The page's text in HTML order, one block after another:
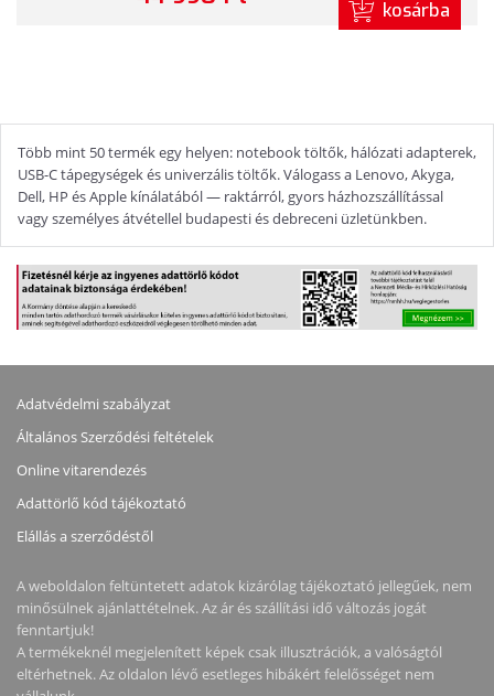
kosárba
Több mint 50 termék egy helyen: notebook töltők, hálózati adapterek,
USB-C tápegységek és univerzális töltők. Válogass a Lenovo, Akyga,
Dell, HP és Apple kínálatából — raktárról, gyors házhozszállítással
vagy személyes átvétellel budapesti és debreceni üzletünkben.
Adatvédelmi szabályzat
Általános Szerződési feltételek
Online vitarendezés
Adattörlő kód tájékoztató
Elállás a szerződéstől
A weboldalon feltüntetett adatok kizárólag tájékoztató jellegűek, nem
minősülnek ajánlattételnek. Az ár és szállítási idő változás jogát
fenntartjuk!
A termékeknél megjelenített képek csak illusztrációk, a valóságtól
eltérhetnek. Az oldalon lévő esetleges hibákért felelősséget nem